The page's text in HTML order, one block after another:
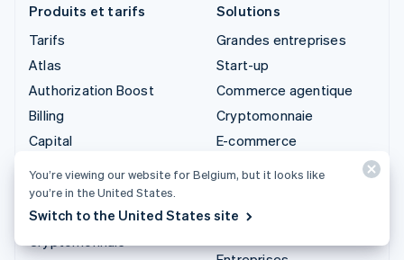
Produits et tarifs
Tarifs
Atlas
Authorization Boost
Billing
Capital
Climate
Connect
Solutions
Grandes entreprises
Start-up
Commerce agentique
Cryptomonnaie
E-commerce
intégrés
Automatisation des
You’re viewing our website for Belgium, but it looks like
you’re in the United States.
Switch to the United States site